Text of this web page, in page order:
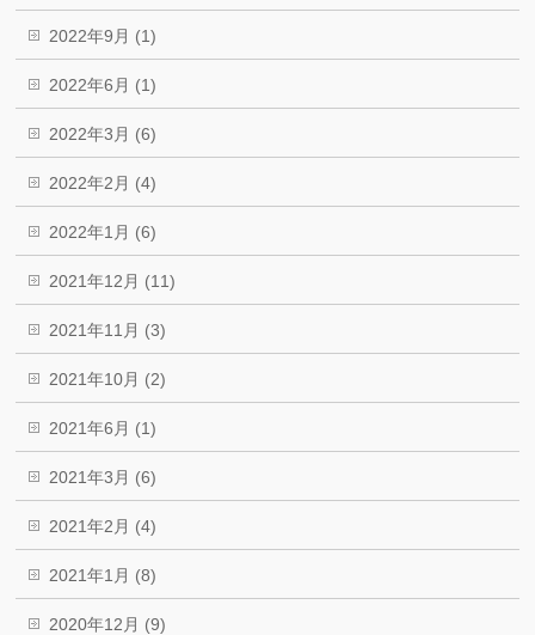
2022年9月 (1)
2022年6月 (1)
2022年3月 (6)
2022年2月 (4)
2022年1月 (6)
2021年12月 (11)
2021年11月 (3)
2021年10月 (2)
2021年6月 (1)
2021年3月 (6)
2021年2月 (4)
2021年1月 (8)
2020年12月 (9)